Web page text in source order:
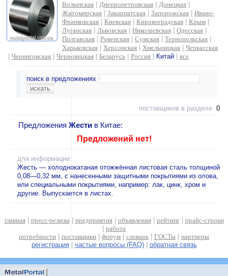
Волынская
Днепропетровская Донецкая
Житомирская
Закарпатская Запорожская
Ивано-
Франковская
Киевская Кировоградская Крым
Луганская
Львовская Николаевская Одесская
Полтавская
Ровенская Сумская Тернопольская
Харьковская
Херсонская Хмельницкая
Черкасская
Черниговская Черновицкая Беларусь Россия Китай все
поиск в предложениях
поставщиков в разделе: 0
Предложения Жести в Китае:
Предложений нет!
для информации:
Жесть — холоднокатаная отожжённая листовая сталь толщиной
0,08—0,32 мм, с нанесенными защитными покрытиями из олова,
или специальными покрытиями, например: лак, цинк, хром и
другие. Выпускается в листах.
главная| пресс-релизы | предприятия| объявления| рейтинг| прайс-строки
работа
потребности
поставщики форум словарь ГОСТы
партнеры
регистрация| частые вопросы (FAQ)| обратная связь